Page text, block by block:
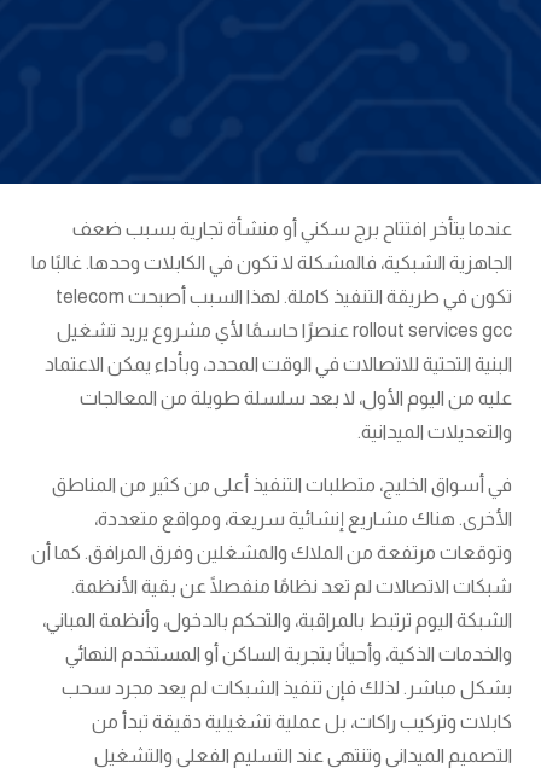
عندما يتأخر افتتاح برج سكني أو منشأة تجارية بسبب ضعف
الجاهزية الشبكية، فالمشكلة لا تكون في الكابلات وحدها. غالبًا ما
تكون في طريقة التنفيذ كاملة. لهذا السبب أصبحت telecom
rollout services gcc عنصرًا حاسمًا لأي مشروع يريد تشغيل
البنية التحتية للاتصالات في الوقت المحدد، وبأداء يمكن الاعتماد
عليه من اليوم الأول، لا بعد سلسلة طويلة من المعالجات
والتعديلات الميدانية.
في أسواق الخليج، متطلبات التنفيذ أعلى من كثير من المناطق
الأخرى. هناك مشاريع إنشائية سريعة، ومواقع متعددة،
وتوقعات مرتفعة من الملاك والمشغلين وفرق المرافق. كما أن
شبكات الاتصالات لم تعد نظامًا منفصلًا عن بقية الأنظمة.
الشبكة اليوم ترتبط بالمراقبة، والتحكم بالدخول، وأنظمة المباني،
والخدمات الذكية، وأحيانًا بتجربة الساكن أو المستخدم النهائي
بشكل مباشر. لذلك فإن تنفيذ الشبكات لم يعد مجرد سحب
كابلات وتركيب راكات، بل عملية تشغيلية دقيقة تبدأ من
التصميم الميداني وتنتهي عند التسليم الفعلي والتشغيل